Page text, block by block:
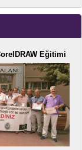
Eğitimi